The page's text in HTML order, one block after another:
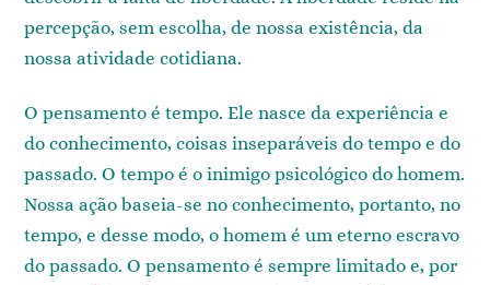
percepção, sem escolha, de nossa existência, da
nossa atividade cotidiana.
O pensamento é tempo. Ele nasce da experiência e
do conhecimento, coisas inseparáveis do tempo e do
passado. O tempo é o inimigo psicológico do homem.
Nossa ação baseia-se no conhecimento, portanto, no
tempo, e desse modo, o homem é um eterno escravo
do passado. O pensamento é sempre limitado e, por